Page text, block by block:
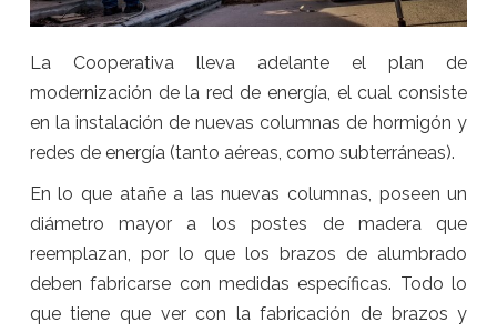
La Cooperativa lleva adelante el plan de
modernización de la red de energía, el cual consiste
en la instalación de nuevas columnas de hormigón y
redes de energía (tanto aéreas, como subterráneas).
En lo que atañe a las nuevas columnas, poseen un
diámetro mayor a los postes de madera que
reemplazan, por lo que los brazos de alumbrado
deben fabricarse con medidas específicas. Todo lo
que tiene que ver con la fabricación de brazos y